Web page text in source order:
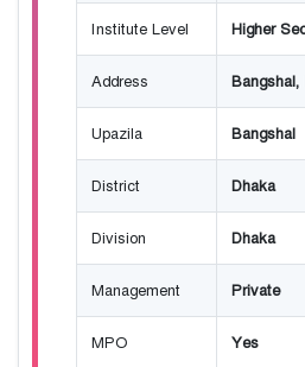
Institute Level Higher
Address Bangshal,
Upazila Bangshal
District Dhaka
Division Dhaka
Management Private
MPO Yes